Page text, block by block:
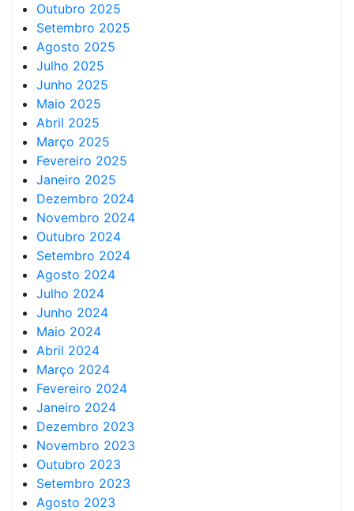
Outubro 2025
Setembro 2025
Agosto 2025
Julho 2025
Junho 2025
Maio 2025
Abril 2025
Março 2025
Fevereiro 2025
Janeiro 2025
Dezembro 2024
Novembro 2024
Outubro 2024
Setembro 2024
Agosto 2024
Julho 2024
Junho 2024
Maio 2024
Abril 2024
Março 2024
Fevereiro 2024
Janeiro 2024
Dezembro 2023
Novembro 2023
Outubro 2023
Setembro 2023
Agosto 2023